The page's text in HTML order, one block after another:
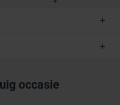
occasie